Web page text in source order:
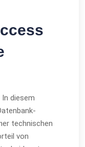
diesem
technischen
von